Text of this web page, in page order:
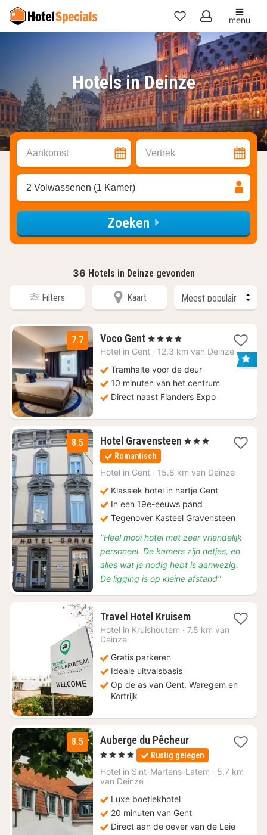
Mijn
favorieten
menu
Hotels in Deinze
Aankomst Vertrek
2 Volwassenen (1 Kamer)
Zoeken
36 Hotels in Deinze gevonden
Filters Kaart
7.7 Voco Gent1
nacht
€
99
, 4 Sterren
Hotel in Gent · 12.3 km van Deinze
Tramhalte voor de deur
10 minuten van het centrum
Direct naast Flanders Expo
8.5 Hotel Gravensteen 1
€
, 3 Sterren
Romantisch
Hotel in Gent · 15.8 km van Deinze
Klassiek hotel in hartje Gent
In een 19e-eeuws pand
Tegenover Kasteel Gravensteen
"Heel mooi hotel met zeer vriendelijk
personeel. De kamers zijn netjes, en
alles wat je nodig hebt is aanwezig.
De ligging is op kleine afstand"
Travel Hotel Kruisem1
nacht
Hotel in Kruishoutem · 7.5 km van
Deinze
Gratis parkeren
Ideale uitvalsbasis
Op de as van Gent, Waregem en
Kortrijk
8.5 Auberge du Pêcheur1
nacht
vanaf
€
, 4 Sterren Rustig gelegen
Hotel in Sint-Martens-Latem · 5.7 km
van Deinze
Luxe boetiekhotel
20 minuten van Gent
Direct aan de oever van de Leie